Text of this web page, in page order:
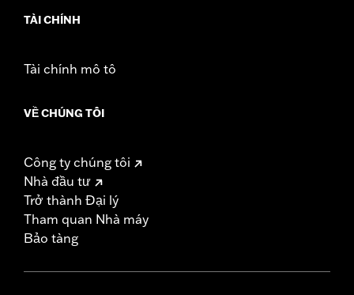
TÀI CHÍNH
Tài chính mô tô
VỀ CHÚNG TÔI
Công ty chúng tôi
Nhà đầu tư
Trở thành Đại lý
Tham quan Nhà máy
Bảo tàng